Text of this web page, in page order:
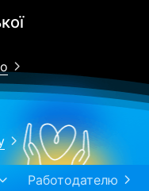
Работодателю